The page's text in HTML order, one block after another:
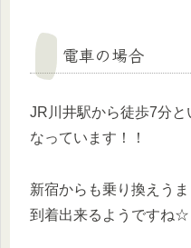
電車の場合
JR川井駅から徒歩7分
なっています！！
新宿からも乗り換えう
到着出来るようですね☆